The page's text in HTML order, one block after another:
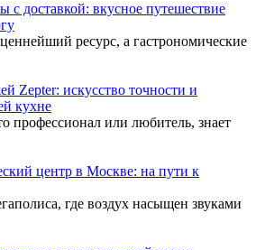
с доставкой: вкусное путешествие
ресурс, а гастрономические
Zepter: искусство точности и
кухне
профессионал или любитель, знает
центр в Москве: на пути к
где воздух насыщен звуками